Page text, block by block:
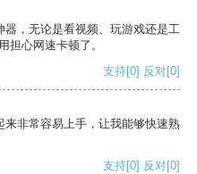
，无论是看视频、玩游戏还是工
担心网速卡顿了。
支持[0] 反对[0]
非常容易上手，让我能够快速熟
支持[0] 反对[0]